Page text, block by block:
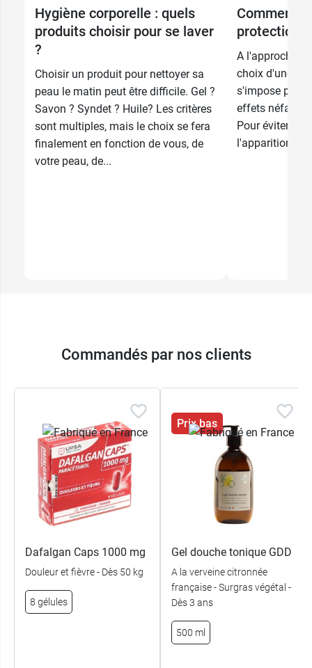
2 x 125 ml 14,99 € 2 x 50 ml 14,99 €
Hygiène corporelle : quels
produits choisir pour se laver
?
Choisir un produit pour nettoyer sa
peau le matin peut être difficile. Gel ?
Savon ? Syndet ? Huile? Les critères
sont multiples, mais le choix se fera
finalement en fonction de vous, de
votre peau, de...
Comment
protection
A l'approche
choix d'une
s'impose pour
effets
Pour éviter les
l'apparition de
Commandés par nos clients
Dafalgan Caps 1000 mg
Douleur et fièvre - Dès 50 kg
8 gélules
Prix bas
Gel douche tonique GDD
A la verveine citronnée
française - Surgras végétal -
Dès 3 ans
500 ml